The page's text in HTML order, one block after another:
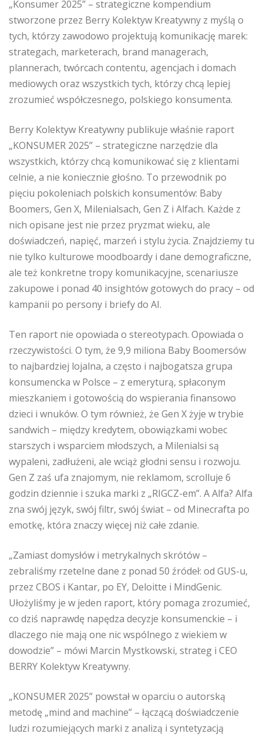
„Konsumer 2025” – strategiczne kompendium
stworzone przez Berry Kolektyw Kreatywny z myślą o
tych, którzy zawodowo projektują komunikację marek:
strategach, marketerach, brand managerach,
plannerach, twórcach contentu, agencjach i domach
mediowych oraz wszystkich tych, którzy chcą lepiej
zrozumieć współczesnego, polskiego konsumenta.
Berry Kolektyw Kreatywny publikuje właśnie raport
„KONSUMER 2025” – strategiczne narzędzie dla
wszystkich, którzy chcą komunikować się z klientami
celnie, a nie koniecznie głośno. To przewodnik po
pięciu pokoleniach polskich konsumentów: Baby
Boomers, Gen X, Milenialsach, Gen Z i Alfach. Każde z
nich opisane jest nie przez pryzmat wieku, ale
doświadczeń, napięć, marzeń i stylu życia. Znajdziemy tu
nie tylko kulturowe moodboardy i dane demograficzne,
ale też konkretne tropy komunikacyjne, scenariusze
zakupowe i ponad 40 insightów gotowych do pracy – od
kampanii po persony i briefy do AI.
Ten raport nie opowiada o stereotypach. Opowiada o
rzeczywistości. O tym, że 9,9 miliona Baby Boomersów
to najbardziej lojalna, a często i najbogatsza grupa
konsumencka w Polsce – z emeryturą, spłaconym
mieszkaniem i gotowością do wspierania finansowo
dzieci i wnuków. O tym również, że Gen X żyje w trybie
sandwich – między kredytem, obowiązkami wobec
starszych i wsparciem młodszych, a Milenialsi są
wypaleni, zadłużeni, ale wciąż głodni sensu i rozwoju.
Gen Z zaś ufa znajomym, nie reklamom, scrolluje 6
godzin dziennie i szuka marki z „RIGCZ-em”. A Alfa? Alfa
zna swój język, swój filtr, swój świat – od Minecrafta po
emotkę, która znaczy więcej niż całe zdanie.
„Zamiast domysłów i metrykalnych skrótów –
zebraliśmy rzetelne dane z ponad 50 źródeł: od GUS-u,
przez CBOS i Kantar, po EY, Deloitte i MindGenic.
Ułożyliśmy je w jeden raport, który pomaga zrozumieć,
co dziś naprawdę napędza decyzje konsumenckie – i
dlaczego nie mają one nic wspólnego z wiekiem w
dowodzie” – mówi Marcin Mystkowski, strateg i CEO
BERRY Kolektyw Kreatywny.
„KONSUMER 2025” powstał w oparciu o autorską
metodę „mind and machine” – łączącą doświadczenie
ludzi rozumiejących marki z analizą i syntetyzacją